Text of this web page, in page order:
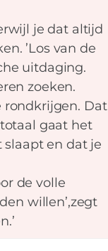
je dat altijd
’Los van de
uitdaging.
zoeken.
rondkrijgen. Dat
gaat het
slaapt en dat je
de volle
willen’,zegt